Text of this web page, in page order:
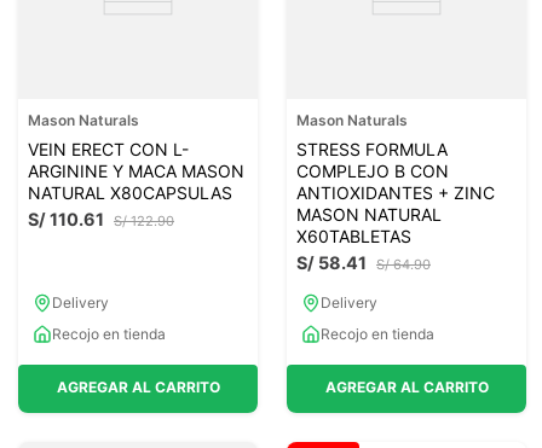
Mason Naturals
VEIN ERECT CON L-
ARGININE Y MACA MASON
NATURAL X80CAPSULAS
S/ 122.90
S/110.61
Delivery
Recojo en tienda
AGREGAR AL CARRITO
Mason Naturals
STRESS FORMULA
COMPLEJO B CON
ANTIOXIDANTES + ZINC
MASON NATURAL
X60TABLETAS
S/ 64.90
S/ 58.41
Delivery
Recojo en tienda
AGREGAR AL CARRITO